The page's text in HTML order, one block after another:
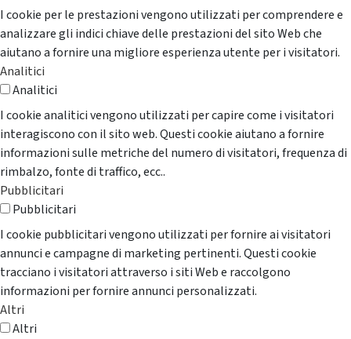
I cookie per le prestazioni vengono utilizzati per comprendere e
analizzare gli indici chiave delle prestazioni del sito Web che
aiutano a fornire una migliore esperienza utente per i visitatori.
Analitici
Analitici
I cookie analitici vengono utilizzati per capire come i visitatori
interagiscono con il sito web. Questi cookie aiutano a fornire
informazioni sulle metriche del numero di visitatori, frequenza di
rimbalzo, fonte di traffico, ecc..
Pubblicitari
Pubblicitari
I cookie pubblicitari vengono utilizzati per fornire ai visitatori
annunci e campagne di marketing pertinenti. Questi cookie
tracciano i visitatori attraverso i siti Web e raccolgono
informazioni per fornire annunci personalizzati.
Altri
Altri